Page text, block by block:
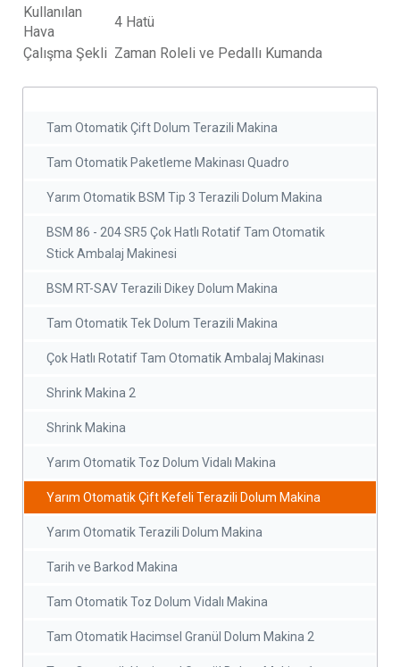
Kullanılan
Hava
4 Hatü
Çalışma Şekli Zaman Roleli ve Pedallı Kumanda
Tam Otomatik Çift Dolum Terazili Makina
Tam Otomatik Paketleme Makinası Quadro
Yarım Otomatik BSM Tip 3 Terazili Dolum Makina
BSM 86 - 204 SR5 Çok Hatlı Rotatif Tam Otomatik
Stick Ambalaj Makinesi
BSM RT-SAV Terazili Dikey Dolum Makina
Tam Otomatik Tek Dolum Terazili Makina
Çok Hatlı Rotatif Tam Otomatik Ambalaj Makinası
Shrink Makina 2
Shrink Makina
Yarım Otomatik Toz Dolum Vidalı Makina
Yarım Otomatik Çift Kefeli Terazili Dolum Makina
Yarım Otomatik Terazili Dolum Makina
Tarih ve Barkod Makina
Tam Otomatik Toz Dolum Vidalı Makina
Tam Otomatik Hacimsel Granül Dolum Makina 2